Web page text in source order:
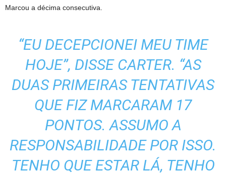
Marcou a décima consecutiva.
“EU DECEPCIONEI MEU TIME
HOJE”, DISSE CARTER. “AS
DUAS PRIMEIRAS TENTATIVAS
QUE FIZ MARCARAM 17
PONTOS. ASSUMO A
RESPONSABILIDADE POR ISSO.
TENHO QUE ESTAR LÁ, TENHO